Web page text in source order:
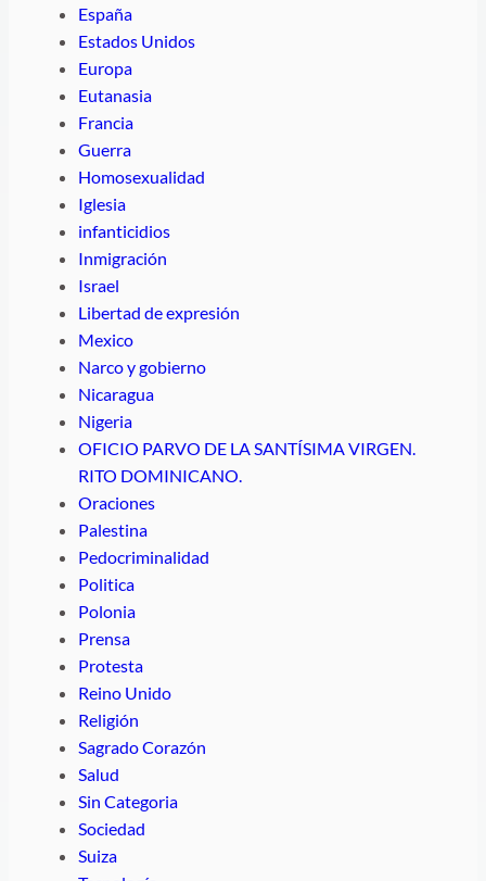
España
Estados Unidos
Europa
Eutanasia
Francia
Guerra
Homosexualidad
Iglesia
infanticidios
Inmigración
Israel
Libertad de expresión
Mexico
Narco y gobierno
Nicaragua
Nigeria
OFICIO PARVO DE LA SANTÍSIMA VIRGEN.
RITO DOMINICANO.
Oraciones
Palestina
Pedocriminalidad
Politica
Polonia
Prensa
Protesta
Reino Unido
Religión
Sagrado Corazón
Salud
Sin Categoria
Sociedad
Suiza